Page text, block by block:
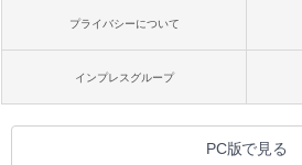
プライバシーについて
インプレスグループ
PC版で見る